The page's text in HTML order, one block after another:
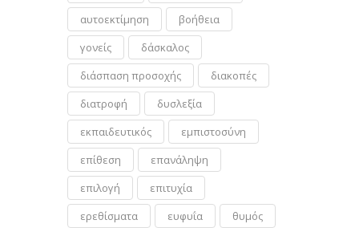
αυτοεκτίμηση
βοήθεια
γονείς
δάσκαλος
διάσπαση προσοχής
διακοπές
διατροφή
δυσλεξία
εκπαιδευτικός
εμπιστοσύνη
επίθεση
επανάληψη
επιλογή
επιτυχία
ερεθίσματα
ευφυΐα
θυμός